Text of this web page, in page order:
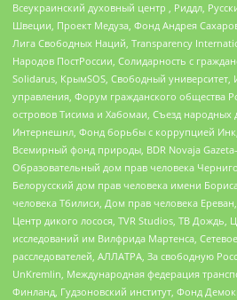
Всеукраинский духовный центр , Риддл,
Швеции, Проект Медуза, Фонд Андрея
Лига Свободных Наций, Transparеncy
Народов ПостРоссии, Солидарность с
Solidarus, КрымSOS, Свободный университет,
управления, Форум гражданского общества
островов Тисима и Хабомаи, Съезд народных
Интернешнл, Фонд борьбы с коррупцией Инк,
Всемирный фонд природы, BDR Novaja
Образовательный дом прав человека
Белорусский дом прав человека имени
человека Тбилиси, Дом прав человека
Центр дикого лосося, TVR Studios, ТВ Дождь,
исследований им Вилфрида Мартенса,
расследователей, АЛЛАТРА, За свободную
UnKremlin, Международная федерация
Финланд, Гудзоновский институт, Фонд